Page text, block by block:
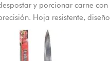
y porcionar carne con
Hoja resistente, diseño
profesional y alto rendimiento.